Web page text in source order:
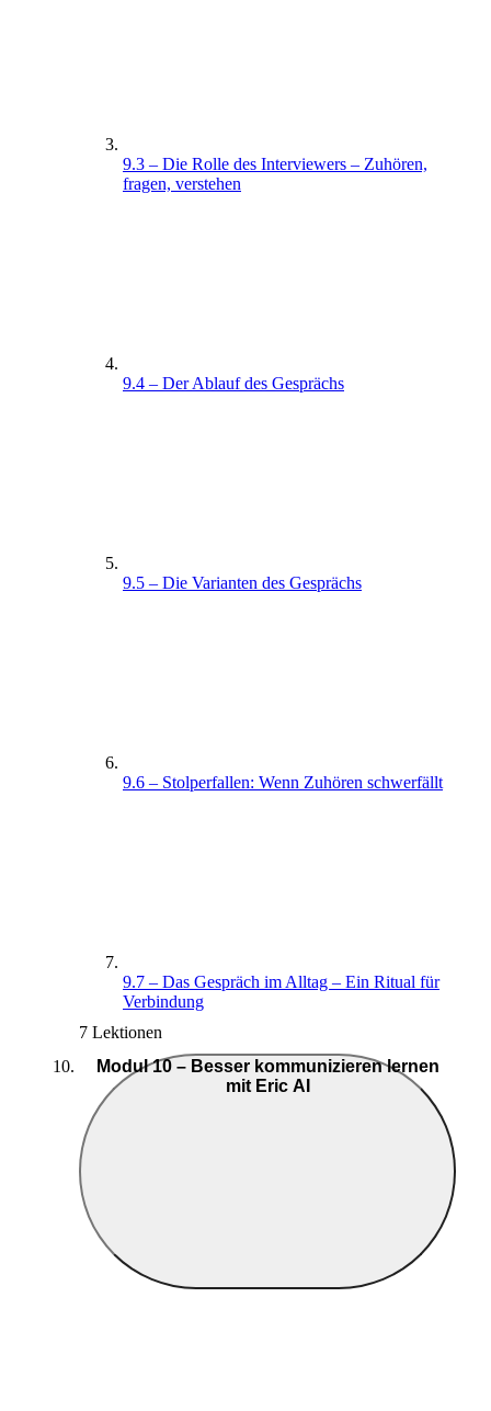
9.3 – Die Rolle des Interviewers – Zuhören,
fragen, verstehen
9.4 – Der Ablauf des Gesprächs
9.5 – Die Varianten des Gesprächs
9.6 – Stolperfallen: Wenn Zuhören schwerfällt
9.7 – Das Gespräch im Alltag – Ein Ritual für
Verbindung
7 Lektionen
Modul 10 – Besser kommunizieren lernen
mit Eric AI